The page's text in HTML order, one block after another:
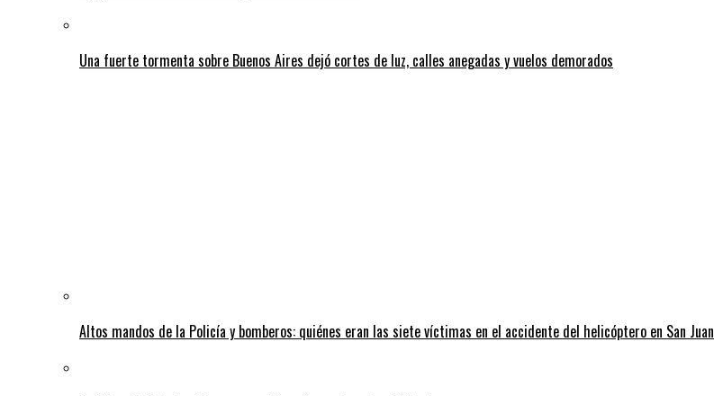
Una fuerte tormenta sobre Buenos Aires dejó cortes de luz, calles anegadas y vuelos demorados
Altos mandos de la Policía y bomberos: quiénes eran las siete víctimas en el accidente del helicóptero en San Juan